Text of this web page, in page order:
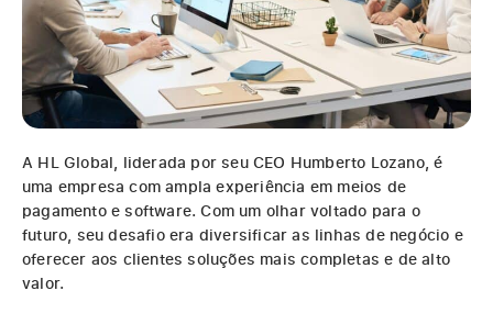
A HL Global, liderada por seu CEO Humberto Lozano, é
uma empresa com ampla experiência em meios de
pagamento e software. Com um olhar voltado para o
futuro, seu desafio era diversificar as linhas de negócio e
oferecer aos clientes soluções mais completas e de alto
valor.